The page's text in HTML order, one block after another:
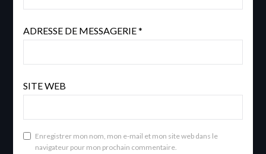
ADRESSE DE MESSAGERIE*
SITE WEB
Enregistrer mon nom, mon e-mail et mon site web dans le
navigateur pour mon prochain commentaire.